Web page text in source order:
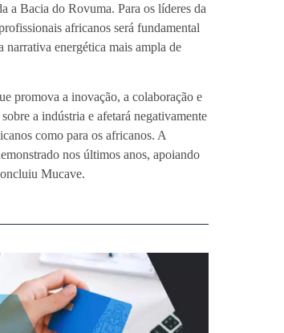
a Bacia do Rovuma. Para os líderes da
africanos será fundamental
narrativa energética mais ampla de
promova a inovação, a colaboração e
a indústria e afetará negativamente
como para os africanos. A
nos últimos anos, apoiando
Mucave.